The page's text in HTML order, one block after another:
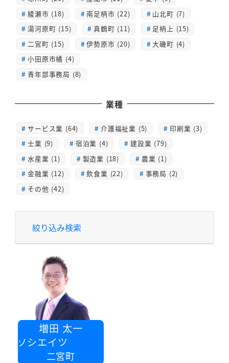
綾瀬市 (18)
南足柄市 (22)
山北町 (7)
湯河原町 (15)
真鶴町 (11)
足柄上 (15)
二宮町 (15)
伊勢原市 (20)
大磯町 (4)
小田原市橘 (4)
青年部事務局 (8)
業種
サービス業 (64) 介護福祉業 (5)
印刷業 (3)
士業 (9)
宿泊業 (4)
建設業 (79)
水産業 (1)
製造業 (18)
農業 (1)
金融業 (12)
飲食業 (22)
事務局 (2)
その他 (42)
絞り込み検索
増田 太一
ソシエイツ
二宮町